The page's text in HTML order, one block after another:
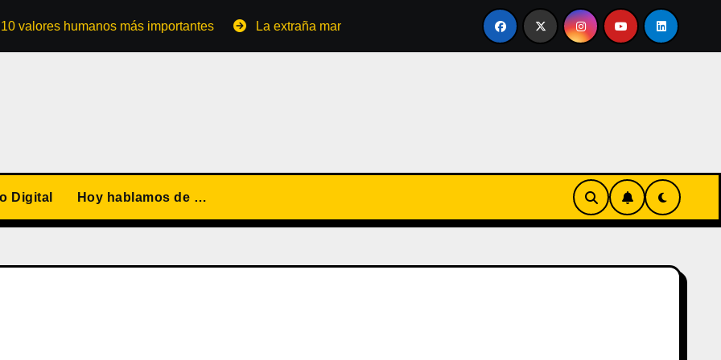
humanos más importantes La extraña manera de convertirse en familia El primer tour de la India Chiquitina
Digital Hoy hablamos de …